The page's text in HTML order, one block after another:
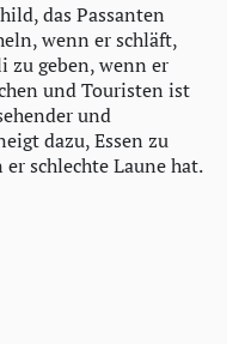
das Passanten
wenn er schläft,
zu geben, wenn er
und Touristen ist
und
dazu, Essen zu
schlechte Laune hat.